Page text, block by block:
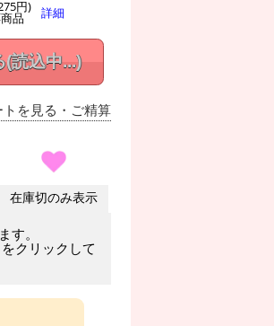
円)
品 詳細
(読込中...)
トを見る ・ご精算
在庫切のみ表示
す。
をクリックして